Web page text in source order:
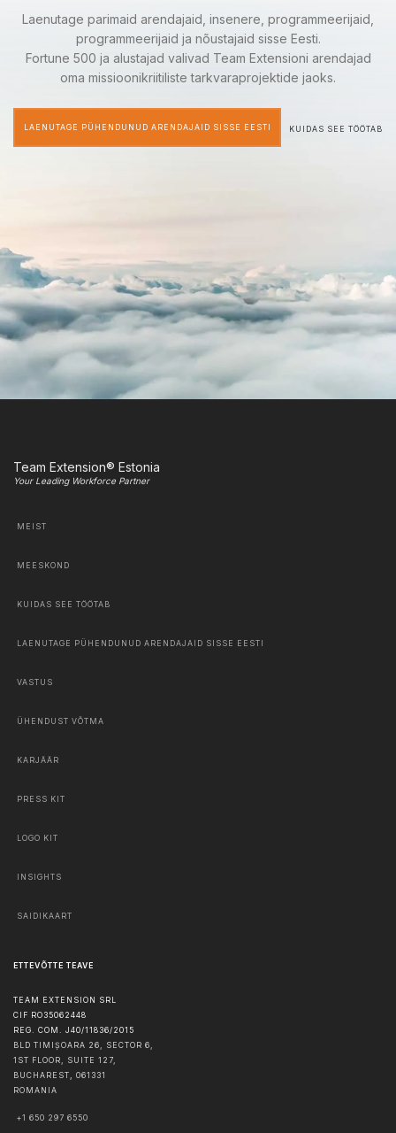
Laenutage parimaid arendajaid, insenere, programmeerijaid,
programmeerijaid ja nõustajaid sisse Eesti.
Fortune 500 ja alustajad valivad Team Extensioni arendajad
oma missioonikriitiliste tarkvaraprojektide jaoks.
LAENUTAGE PÜHENDUNUD ARENDAJAID SISSE EESTI KUIDAS SEE TÖÖTAB
Team Extension® Estonia
Your Leading Workforce Partner
MEIST
MEESKOND
KUIDAS SEE TÖÖTAB
LAENUTAGE PÜHENDUNUD ARENDAJAID SISSE EESTI
VASTUS
ÜHENDUST VÕTMA
KARJÄÄR
PRESS KIT
LOGO KIT
INSIGHTS
SAIDIKAART
ETTEVÕTTE TEAVE
TEAM EXTENSION SRL
CIF RO35062448
REG. COM. J40/11836/2015
BLD TIMIȘOARA 26, SECTOR 6,
1ST FLOOR, SUITE 127,
BUCHAREST, 061331
ROMANIA
+1 650 297 6550